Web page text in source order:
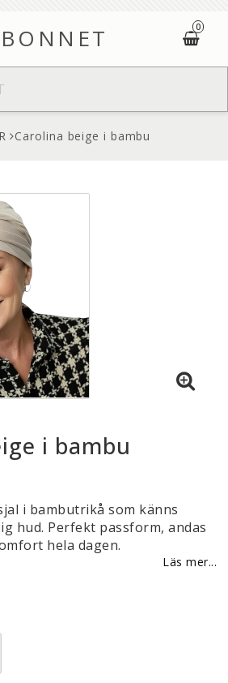
0
Carolina beige i bambu
i bambu
i bambutrikå som känns
hud. Perfekt passform, andas
hela dagen.
Läs mer...